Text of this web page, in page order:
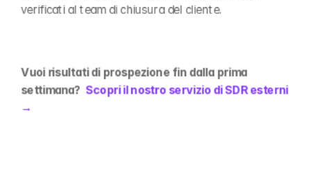
verificati al team di chiusura del cliente.
Vuoi risultati di prospezione fin dalla prima
settimana? Scopri il nostro servizio di SDR esterni
→